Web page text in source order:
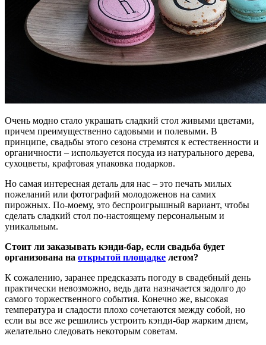
Очень модно стало украшать сладкий стол живыми цветами,
причем преимущественно садовыми и полевыми. В
принципе, свадьбы этого сезона стремятся к естественности и
органичности – используется посуда из натурального дерева,
сухоцветы, крафтовая упаковка подарков.
Но самая интересная деталь для нас – это печать милых
пожеланий или фотографий молодоженов на самих
пирожных. По-моему, это беспроигрышный вариант, чтобы
сделать сладкий стол по-настоящему персональным и
уникальным.
Стоит ли заказывать кэнди-бар, если свадьба будет
организована на открытой площадке летом?
К сожалению, заранее предсказать погоду в свадебный день
практически невозможно, ведь дата назначается задолго до
самого торжественного события. Конечно же, высокая
температура и сладости плохо сочетаются между собой, но
если вы все же решились устроить кэнди-бар жарким днем,
желательно следовать некоторым советам.